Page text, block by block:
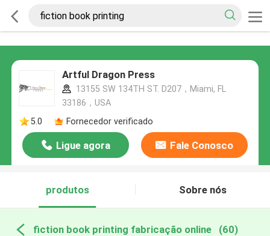
Artful Dragon Press
13155 SW 134TH ST. D207，Miami, FL
33186，USA
5.0
Fornecedor verificado
Ligue agora Fale Conosco
produtos Sobre nós
fiction book printing fabricação online (60)